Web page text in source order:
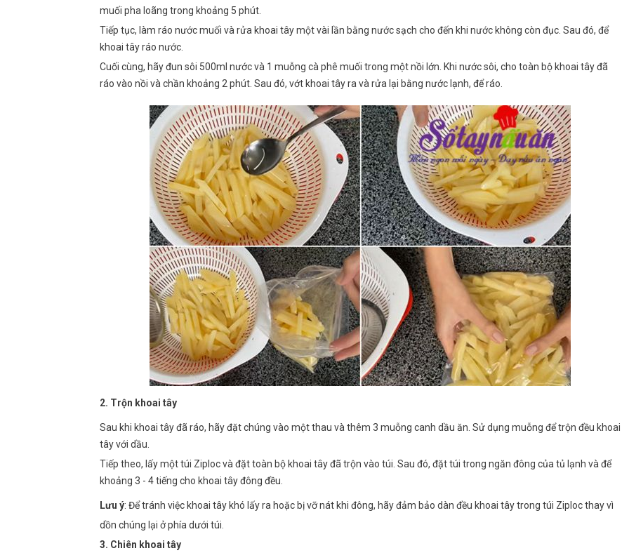
muối pha loãng trong khoảng 5 phút.
Tiếp tục, làm ráo nước muối và rửa khoai tây một vài lần bằng nước sạch cho đến khi nước không còn đục. Sau đó, để
khoai tây ráo nước.
Cuối cùng, hãy đun sôi 500ml nước và 1 muỗng cà phê muối trong một nồi lớn. Khi nước sôi, cho toàn bộ khoai tây đã
ráo vào nồi và chần khoảng 2 phút. Sau đó, vớt khoai tây ra và rửa lại bằng nước lạnh, để ráo.
2. Trộn khoai tây
Sau khi khoai tây đã ráo, hãy đặt chúng vào một thau và thêm 3 muỗng canh dầu ăn. Sử dụng muỗng để trộn đều khoai
tây với dầu.
Tiếp theo, lấy một túi Ziploc và đặt toàn bộ khoai tây đã trộn vào túi. Sau đó, đặt túi trong ngăn đông của tủ lạnh và để
khoảng 3 - 4 tiếng cho khoai tây đông đều.
Lưu ý: Để tránh việc khoai tây khó lấy ra hoặc bị vỡ nát khi đông, hãy đảm bảo dàn đều khoai tây trong túi Ziploc thay vì
dồn chúng lại ở phía dưới túi.
3. Chiên khoai tây